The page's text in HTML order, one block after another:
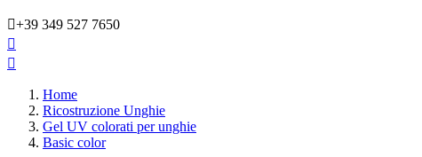
+39 349 527 7650


Home
Ricostruzione Unghie
Gel UV colorati per unghie
Basic color